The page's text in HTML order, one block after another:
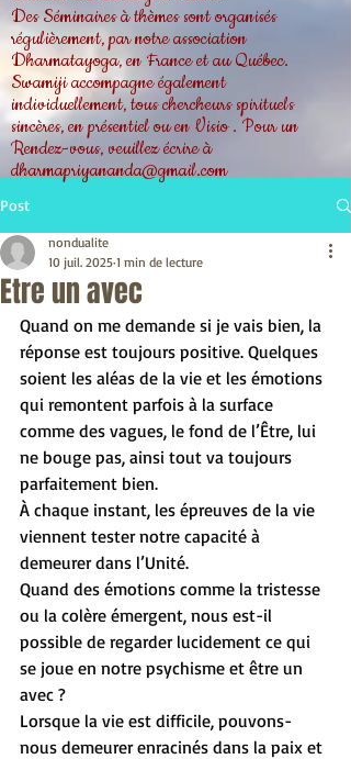
Des Séminaires à thèmes sont organisés
régulièrement, par notre association
Dharmatayoga, en France et au Québec.
Swamiji accompagne également
individuellement, tous chercheurs spirituels
sincères, en présentiel ou en Visio . Pour un
Rendez-vous, veuillez écrire à
dharmapriyananda@gmail.com
Post
Etre un avec
nondualite
10 juil. 2025 1 min de lecture
Quand on me demande si je vais bien, la
réponse est toujours positive. Quelques
soient les aléas de la vie et les émotions
qui remontent parfois à la surface
comme des vagues, le fond de l’Être, lui
ne bouge pas, ainsi tout va toujours
parfaitement bien.
À chaque instant, les épreuves de la vie
viennent tester notre capacité à
demeurer dans l’Unité.
Quand des émotions comme la tristesse
ou la colère émergent, nous est-il
possible de regarder lucidement ce qui
se joue en notre psychisme et être un
avec ?
Lorsque la vie est difficile, pouvons-
nous demeurer enracinés dans la paix et